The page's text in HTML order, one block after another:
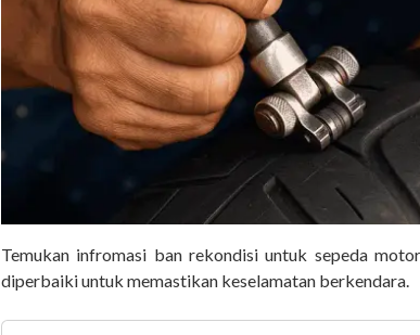
Temukan infromasi ban rekondisi untuk sepeda
diperbaiki untuk memastikan keselamatan berkendara.